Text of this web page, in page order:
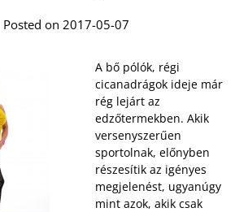
Posted on 2017-05-07
A bő pólók, régi
cicanadrágok ideje már
rég lejárt az
edzőtermekben. Akik
versenyszerűen
sportolnak, előnyben
részesítik az igényes
megjelenést, ugyanúgy
mint azok, akik csak